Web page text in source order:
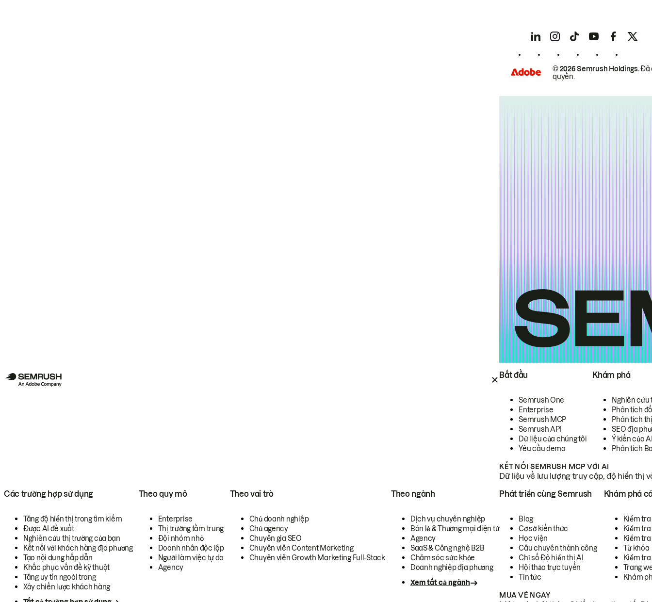
Bắt đầu
Semrush One
Enterprise
Semrush MCP
Semrush API
Dữ liệu của chúng tôi
Yêu cầu demo
Khám phá
Nghiên cứu
Phân tích
Phân tích
SEO địa
Ý kiến của
Phân tích
KẾT NỐI SEMRUSH MCP VỚI AI
Dữ liệu về lưu lượng truy cập, độ hiển thị
Các trường hợp sử dụng
Tăng độ hiển thị trong tìm kiếm
Được AI đề xuất
Nghiên cứu thị trường của bạn
Kết nối với khách hàng địa phương
Tạo nội dung hấp dẫn
Khắc phục vấn đề kỹ thuật
Tăng uy tín ngoài trang
Xây chiến lược khách hàng
Theo quy mô
Enterprise
Thị trường tầm trung
Đội nhóm nhỏ
Doanh nhân độc lập
Người làm việc tự do
Agency
Theo vai trò
Chủ doanh nghiệp
Chủ agency
Chuyên gia SEO
Chuyên viên Content Marketing
Chuyên viên Growth Marketing Full-Stack
Theo ngành
Dịch vụ chuyên nghiệp
Bán lẻ & Thương mại điện tử
Agency
SaaS & Công nghệ B2B
Chăm sóc sức khỏe
Doanh nghiệp địa phương
Xem tất cả ngành
Phát triển cùng Semrush
Blog
Cơ sở kiến thức
Học viện
Câu chuyên thành công
Chỉ số Độ hiển thị AI
Hội thảo trực tuyến
Tin tức
Khám phá
Kiểm
Kiểm tra
Kiểm
Từ khóa
Kiểm
Trang
Khám
MUA VÉ NGAY
© 2026 Semrush Holdings.Đã
quyền.